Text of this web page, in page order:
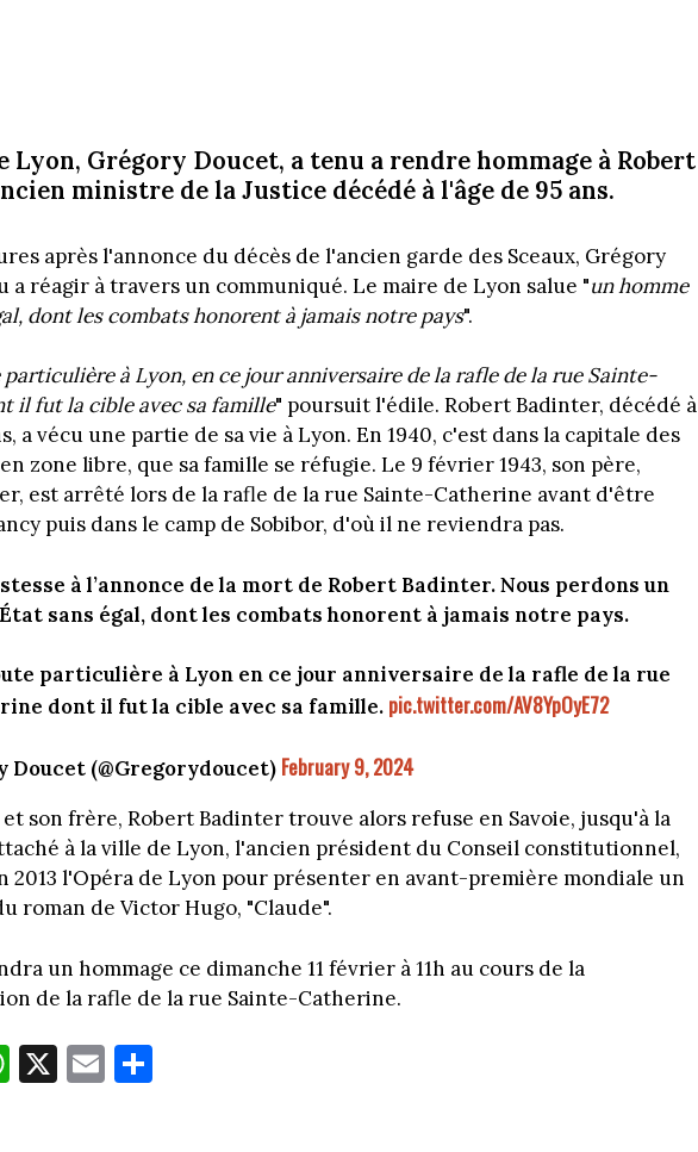
Lyon, Grégory Doucet, a tenu a rendre hommage à Robert
ministre de la Justice décédé à l'âge de 95 ans.
après l'annonce du décès de l'ancien garde des Sceaux, Grégory
a réagir à travers un communiqué. Le maire de Lyon salue "un homme
dont les combats honorent à jamais notre pays".
particulière à Lyon, en ce jour anniversaire de la rafle de la rue Sainte-
il fut la cible avec sa famille" poursuit l'édile. Robert Badinter, décédé à
a vécu une partie de sa vie à Lyon. En 1940, c'est dans la capitale des
zone libre, que sa famille se réfugie. Le 9 février 1943, son père,
est arrêté lors de la rafle de la rue Sainte-Catherine avant d'être
puis dans le camp de Sobibor, d'où il ne reviendra pas.
à l’annonce de la mort de Robert Badinter. Nous perdons un
sans égal, dont les combats honorent à jamais notre pays.
particulière à Lyon en ce jour anniversaire de la rafle de la rue
dont il fut la cible avec sa famille. pic.twitter.com/AV8YpOyE72
Doucet (@Gregorydoucet) February 9, 2024
et son frère, Robert Badinter trouve alors refuse en Savoie, jusqu'à la
à la ville de Lyon, l'ancien président du Conseil constitutionnel,
2013 l'Opéra de Lyon pour présenter en avant-première mondiale un
roman de Victor Hugo, "Claude".
un hommage ce dimanche 11 février à 11h au cours de la
de la rafle de la rue Sainte-Catherine.
W
ha
X E
m